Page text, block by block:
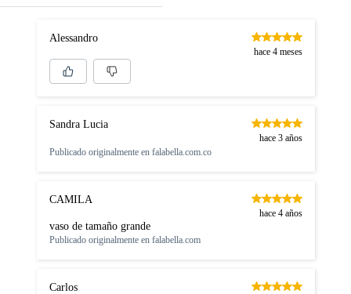
Alessandro
hace 4 meses
Sandra Lucia
hace 3 años
Publicado originalmente en falabella.com.co
CAMILA
hace 4 años
vaso de tamaño grande
Publicado originalmente en falabella.com
Carlos